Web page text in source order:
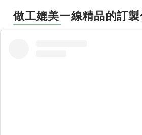
做工媲美一線精品的訂